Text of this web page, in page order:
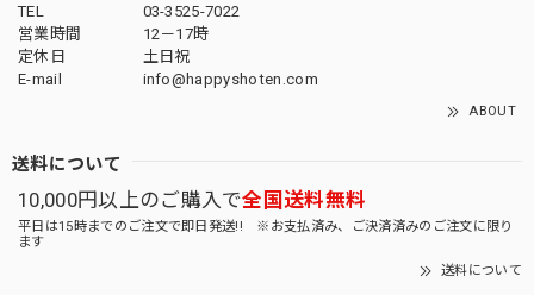
TEL
03-3525-7022
営業時間
12－17時
定休日
土日祝
E-mail
info@happyshoten.com
ABOUT
送料について
10,000円以上のご購入で全国送料無料
平日は15時までのご注文で即日発送!! ※お支払済み、ご決済済みのご注文に限り
ます
送料について